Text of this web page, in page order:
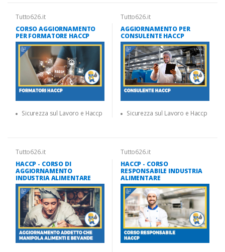
Tutto626.it
CORSO AGGIORNAMENTO
PER FORMATORE HACCP
Sicurezza sul Lavoro e Haccp
Tutto626.it
AGGIORNAMENTO PER
CONSULENTE HACCP
Sicurezza sul Lavoro e Haccp
Tutto626.it
HACCP - CORSO DI
AGGIORNAMENTO
INDUSTRIA ALIMENTARE
Tutto626.it
HACCP - CORSO
RESPONSABILE INDUSTRIA
ALIMENTARE